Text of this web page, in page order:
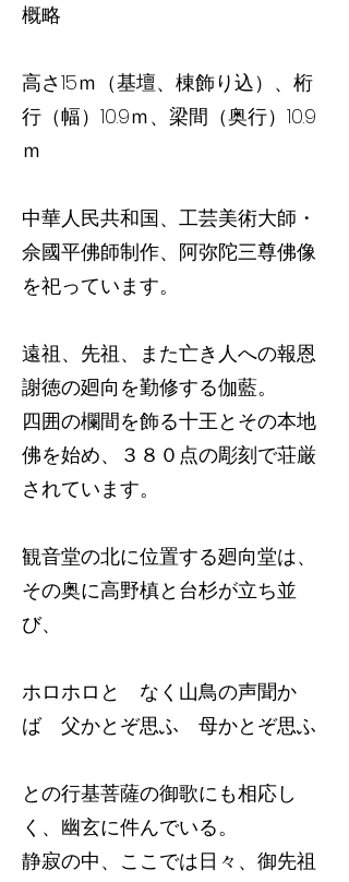
概略
高さ15ｍ（基壇、棟飾り込）、桁
行（幅）10.9ｍ、梁間（奥行）10.9
ｍ
中華人民共和国、工芸美術大師・
佘國平佛師制作、阿弥陀三尊佛像
を祀っています。
遠祖、先祖、また亡き人への報恩
謝徳の廻向を勤修する伽藍。
四囲の欄間を飾る十王とその本地
佛を始め、３８０点の彫刻で荘厳
されています。
観音堂の北に位置する廻向堂は、
その奥に高野槙と台杉が立ち並
び、
ホロホロと なく山鳥の声聞か
ば 父かとぞ思ふ 母かとぞ思ふ
との行基菩薩の御歌にも相応し
く、幽玄に件んでいる。
静寂の中、ここでは日々、御先祖